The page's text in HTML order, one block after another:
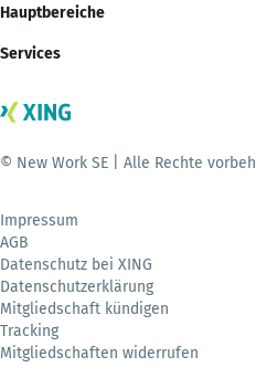
Hauptbereiche
Services
© New Work SE | Alle Rechte
Impressum
AGB
Datenschutz bei XING
Datenschutzerklärung
Mitgliedschaft kündigen
Tracking
Mitgliedschaften widerrufen